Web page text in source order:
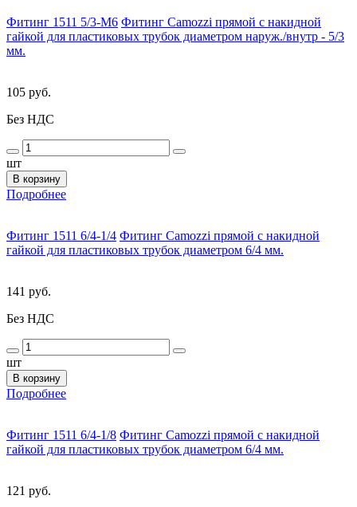
Фитинг 1511 5/3-M6 Фитинг Camozzi прямой с накидной
гайкой для пластиковых трубок диаметром наруж./внутр - 5/3
мм.
105 руб.
Без НДС
шт
В корзину
Подробнее
Фитинг 1511 6/4-1/4 Фитинг Camozzi прямой с накидной
гайкой для пластиковых трубок диаметром 6/4 мм.
141 руб.
Без НДС
шт
В корзину
Подробнее
Фитинг 1511 6/4-1/8 Фитинг Camozzi прямой с накидной
гайкой для пластиковых трубок диаметром 6/4 мм.
121 руб.